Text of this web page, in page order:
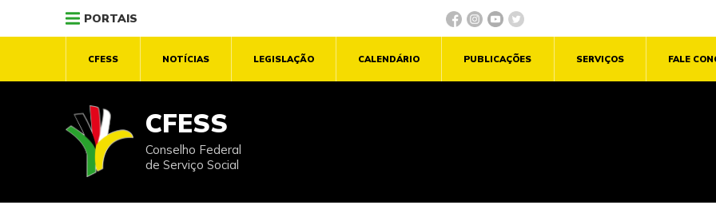
PORTAIS
CFESS NOTÍCIAS LEGISLAÇÃO CALENDÁRIO PUBLICAÇÕES SERVIÇOS FALE
CFESS
Conselho Federal
de Serviço Social